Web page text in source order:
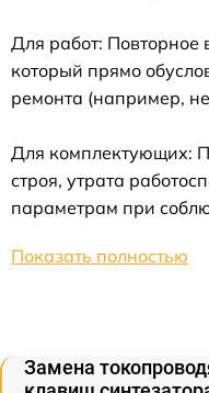
Для работ: Повторное
который прямо
ремонта (например,
Для комплектующих:
строя, утрата
параметрам при
Показать полностью
Замена